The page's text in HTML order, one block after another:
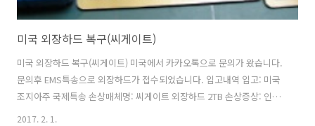
미국 외장하드 복구(씨게이트)
미국 외장하드 복구(씨게이트) 미국에서 카카오톡으로 문의가 왔습니다.
문의후 EMS특송으로 외장하드가 접수되었습니다. 입고내역 입고: 미국
조지아주 국제특송 손상매체명: 씨게이트 외장하드 2TB 손상증상: 인식
에러, 연결후 하드디스크에서 에러 발생후 하드디스크 동작 에러발생 중
2017. 2. 1.